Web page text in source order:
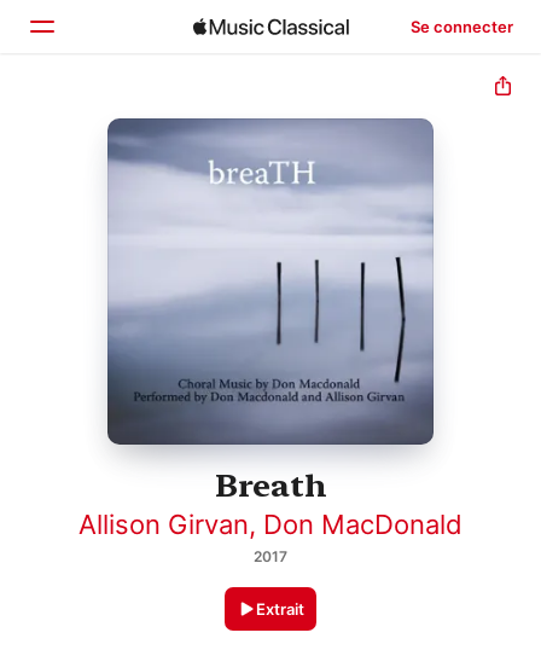
Se connecter
Accueil
Parcourir
Breath
Allison Girvan, Don MacDonald
2017
Extrait